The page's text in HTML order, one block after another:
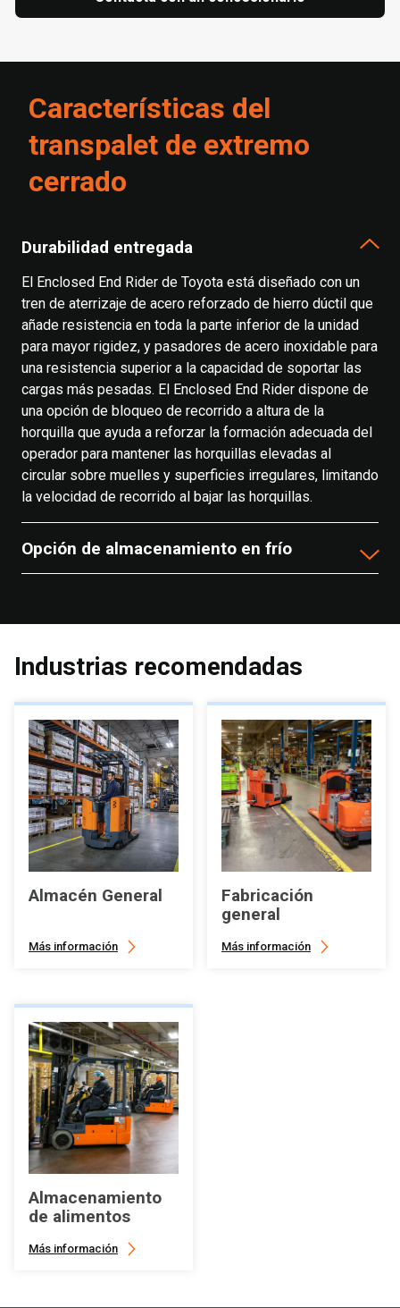
Características del
transpalet de extremo
cerrado
Durabilidad entregada
El Enclosed End Rider de Toyota está diseñado con un
tren de aterrizaje de acero reforzado de hierro dúctil que
añade resistencia en toda la parte inferior de la unidad
para mayor rigidez, y pasadores de acero inoxidable para
una resistencia superior a la capacidad de soportar las
cargas más pesadas. El Enclosed End Rider dispone de
una opción de bloqueo de recorrido a altura de la
horquilla que ayuda a reforzar la formación adecuada del
operador para mantener las horquillas elevadas al
circular sobre muelles y superficies irregulares, limitando
la velocidad de recorrido al bajar las horquillas.
Opción de almacenamiento en frío
Industrias recomendadas
Almacén General
Más información
Fabricación
general
Más información
Almacenamiento
de alimentos
Más información